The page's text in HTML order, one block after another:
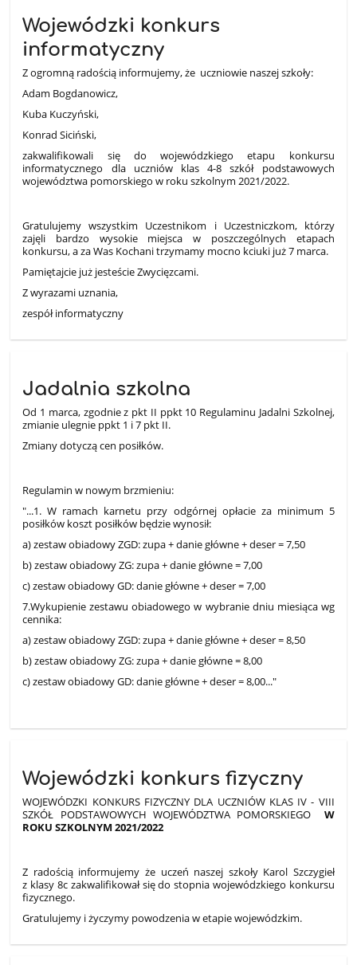
Wojewódzki konkurs
informatyczny
Z ogromną radością informujemy, że uczniowie naszej szkoły:
Adam Bogdanowicz,
Kuba Kuczyński,
Konrad Siciński,
zakwalifikowali się do wojewódzkiego etapu konkursu
informatycznego dla uczniów klas 4-8 szkół podstawowych
województwa pomorskiego w roku szkolnym 2021/2022.
Gratulujemy wszystkim Uczestnikom i Uczestniczkom, którzy
zajęli bardzo wysokie miejsca w poszczególnych etapach
konkursu, a za Was Kochani trzymamy mocno kciuki już 7 marca.
Pamiętajcie już jesteście Zwycięzcami.
Z wyrazami uznania,
zespół informatyczny
Jadalnia szkolna
Od 1 marca, zgodnie z pkt II ppkt 10 Regulaminu Jadalni Szkolnej,
zmianie ulegnie ppkt 1 i 7 pkt II.
Zmiany dotyczą cen posiłków.
Regulamin w nowym brzmieniu:
"...1. W ramach karnetu przy odgórnej opłacie za minimum 5
posiłków koszt posiłków będzie wynosił:
a) zestaw obiadowy ZGD: zupa + danie główne + deser = 7,50
b) zestaw obiadowy ZG: zupa + danie główne = 7,00
c) zestaw obiadowy GD: danie główne + deser = 7,00
7.Wykupienie zestawu obiadowego w wybranie dniu miesiąca wg
cennika:
a) zestaw obiadowy ZGD: zupa + danie główne + deser = 8,50
b) zestaw obiadowy ZG: zupa + danie główne = 8,00
c) zestaw obiadowy GD: danie główne + deser = 8,00..."
Wojewódzki konkurs fizyczny
WOJEWÓDZKI KONKURS FIZYCZNY DLA UCZNIÓW KLAS IV - VIII
SZKÓŁ PODSTAWOWYCH WOJEWÓDZTWA POMORSKIEGO W
ROKU SZKOLNYM 2021/2022
Z radością informujemy że uczeń naszej szkoły Karol Szczygieł
z klasy 8c zakwalifikował się do stopnia wojewódzkiego konkursu
fizycznego.
Gratulujemy i życzymy powodzenia w etapie wojewódzkim.